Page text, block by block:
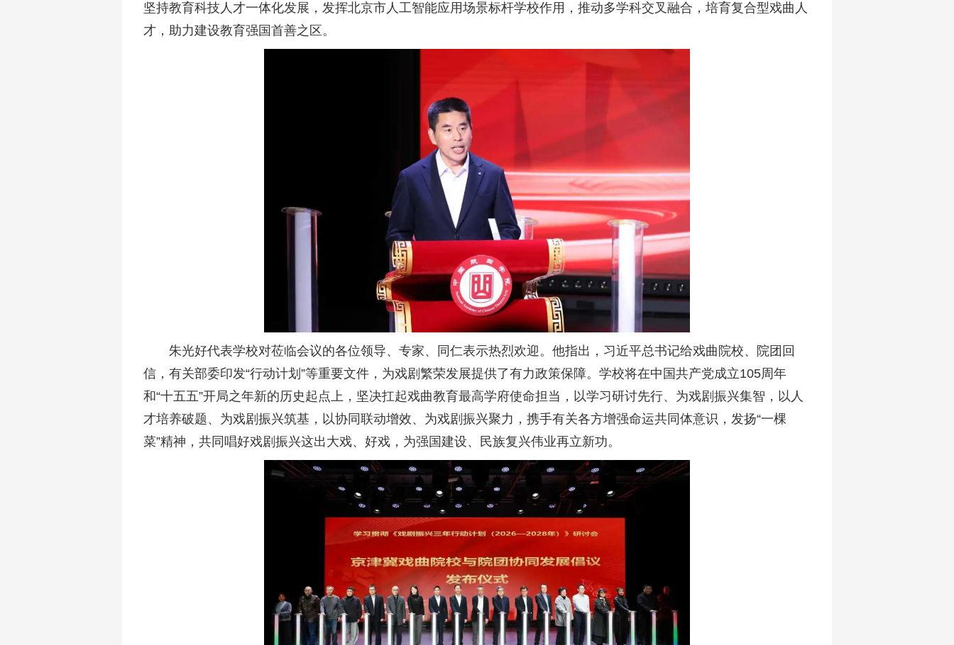
坚持教育科技人才一体化发展，发挥北京市人工智能应用场景标杆学校作用，推动多学科交叉融合，培育复合型戏曲人
才，助力建设教育强国首善之区。
朱光好代表学校对莅临会议的各位领导、专家、同仁表示热烈欢迎。他指出，习近平总书记给戏曲院校、院团回
信，有关部委印发“行动计划”等重要文件，为戏剧繁荣发展提供了有力政策保障。学校将在中国共产党成立105周年
和“十五五”开局之年新的历史起点上，坚决扛起戏曲教育最高学府使命担当，以学习研讨先行、为戏剧振兴集智，以人
才培养破题、为戏剧振兴筑基，以协同联动增效、为戏剧振兴聚力，携手有关各方增强命运共同体意识，发扬“一棵
菜”精神，共同唱好戏剧振兴这出大戏、好戏，为强国建设、民族复兴伟业再立新功。